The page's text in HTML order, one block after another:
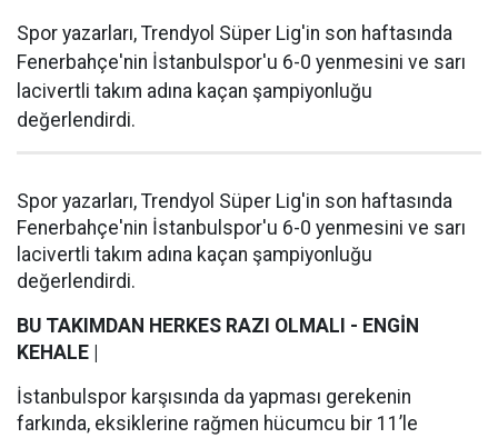
Spor yazarları, Trendyol Süper Lig'in son haftasında
Fenerbahçe'nin İstanbulspor'u 6-0 yenmesini ve sarı
lacivertli takım adına kaçan şampiyonluğu
değerlendirdi.
Spor yazarları, Trendyol Süper Lig'in son haftasında
Fenerbahçe'nin İstanbulspor'u 6-0 yenmesini ve sarı
lacivertli takım adına kaçan şampiyonluğu
değerlendirdi.
BU TAKIMDAN HERKES RAZI OLMALI - ENGİN
KEHALE |
İstanbulspor karşısında da yapması gerekenin
farkında, eksiklerine rağmen hücumcu bir 11’le